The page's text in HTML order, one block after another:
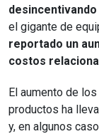
el gigante de
reportado un
costos
El aumento de
productos ha
y, en algunos